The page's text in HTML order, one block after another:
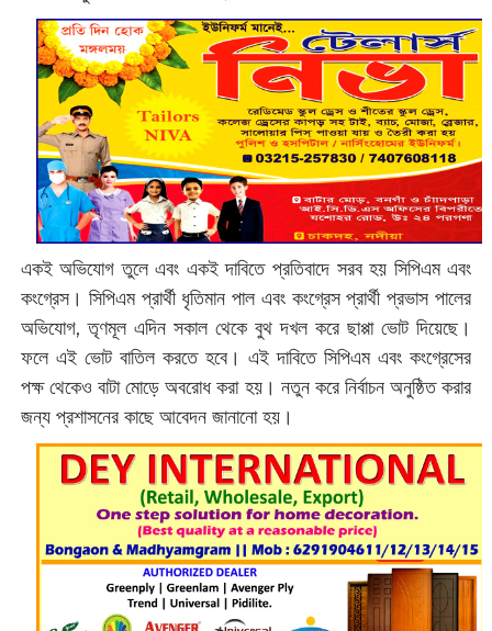
একই অভিযোগ তুলে এবং একই দাবিতে প্রতিবাদে সরব হয় সিপিএম এবং
কংগ্রেস। সিপিএম প্রার্থী ধৃতিমান পাল এবং কংগ্রেস প্রার্থী প্রভাস পালের
অভিযোগ, তৃণমূল এদিন সকাল থেকে বুথ দখল করে ছাপ্পা ভোট দিয়েছে।
ফলে এই ভোট বাতিল করতে হবে। এই দাবিতে সিপিএম এবং কংগ্রেসের
পক্ষ থেকেও বাটা মোড়ে অবরোধ করা হয়। নতুন করে নির্বাচন অনুষ্ঠিত করার
জন্য প্রশাসনের কাছে আবেদন জানানো হয়।